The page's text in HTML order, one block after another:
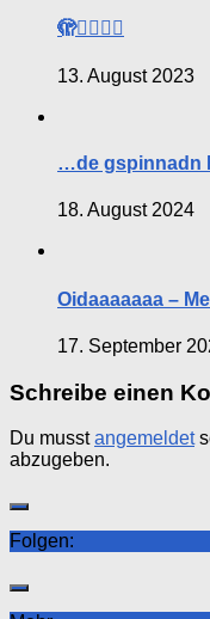
🫣😵‍💫👎🏼
13. August 2023
…de gspinnadn
18. August 2024
Oidaaaaaaa –
17. September
Schreibe einen
Du musstangemeldet
abzugeben.
Folgen: